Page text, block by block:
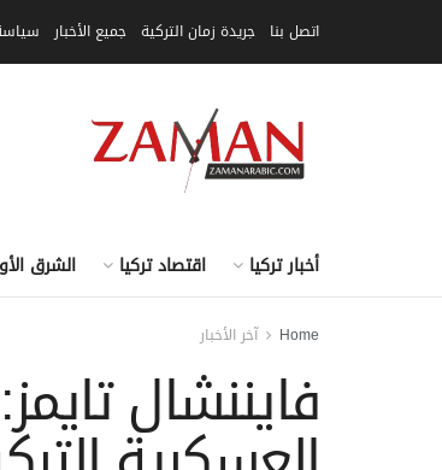
اتصل بنا جريدة زمان التركية جميع الأخبار
أخبار تركيا اقتصاد تركيا الشرق
Home آخر الأخبار
فايننشال